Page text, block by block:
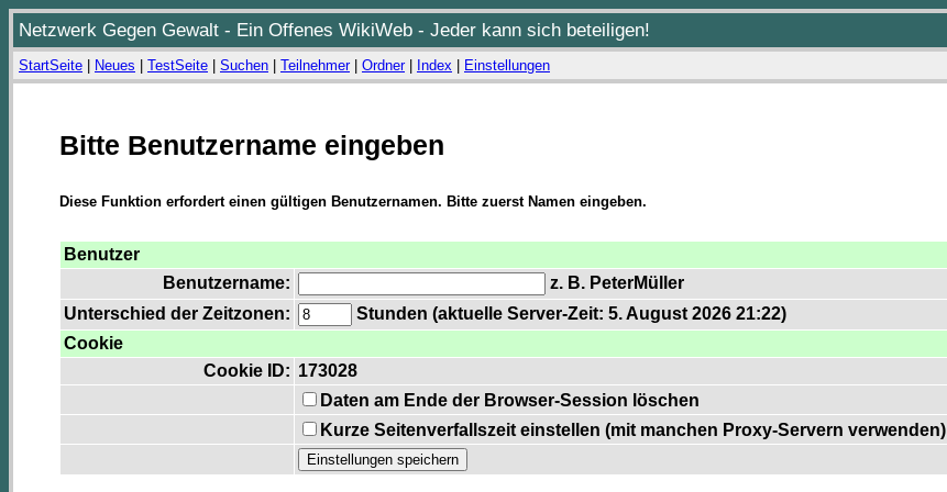
Netzwerk Gegen Gewalt - Ein Offenes WikiWeb - Jeder kann sich beteiligen!
StartSeite Neues TestSeite Suchen Teilnehmer| Ordner| Index Einstellungen
Bitte Benutzername eingeben
Diese Funktion erfordert einen gültigen Benutzernamen. Bitte zuerst Namen eingeben.
Benutzer
Benutzername:
z. B. PeterMüller
Unterschied der Zeitzonen:
Stunden (aktuelle Server-Zeit: 5. August 2026 21:22)
Cookie
Cookie ID: 173028
Daten am Ende der Browser-Session löschen
Kurze Seitenverfallszeit einstellen (mit manchen Proxy-Servern verwenden)